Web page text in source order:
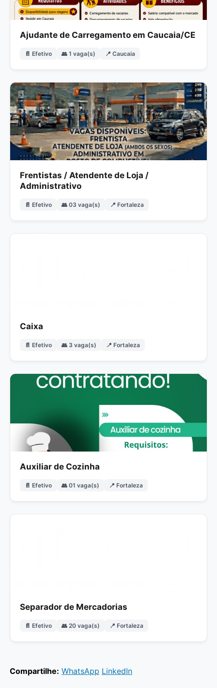
Ajudante de Carregamento em Caucaia/CE
📄 Efetivo 👥 1 vaga(s) 📍 Caucaia
Frentistas / Atendente de Loja /
Administrativo
📄 Efetivo 👥 03 vaga(s) 📍 Fortaleza
Caixa
📄 Efetivo 👥 3 vaga(s) 📍 Fortaleza
Auxiliar de Cozinha
📄 Efetivo 👥 01 vaga(s) 📍 Fortaleza
Separador de Mercadorias
📄 Efetivo 👥 20 vaga(s) 📍 Fortaleza
Compartilhe: WhatsApp LinkedIn